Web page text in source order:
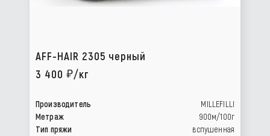
AFF-HAIR 2305 черный
3 400
/кг
Производитель
MILLEFILLI
Метраж
900м/100г
Тип пряжи
вспушенная